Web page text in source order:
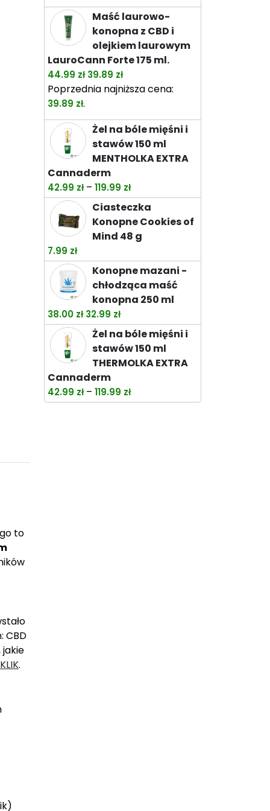
to
CBD
jakie
KLIK.
do
74.49 zł
Maść laurowo-
konopna z CBD i
olejkiem laurowym
LauroCann Forte 175 ml.
44.99 zł Pierwotna
cena
44.99 zł.
39.89 złAktualna
cena
39.89 zł.
Poprzednia najniższa cena:
39.89 zł.
Żel na bóle mięśni i
stawów 150 ml
MENTHOLKA EXTRA
Cannaderm
42.99 zł – 119.99 złZakres
cen:
od
42.99 zł
do
119.99 zł
Ciasteczka
Konopne Cookies of
Mind 48 g
7.99 zł
Konopne mazani -
chłodząca maść
konopna 250 ml
38.00 zł Pierwotna
cena
wynosiła:
38.00 zł.
32.99 złAktualna
cena
wynosi:
32.99 zł.
Żel na bóle mięśni i
stawów 150 ml
THERMOLKA EXTRA
Cannaderm
42.99 zł – 119.99 złZakres
cen: